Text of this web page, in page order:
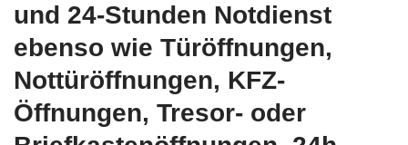
und 24-Stunden Notdienst
ebenso wie Türöffnungen,
Nottüröffnungen, KFZ-
Öffnungen, Tresor- oder